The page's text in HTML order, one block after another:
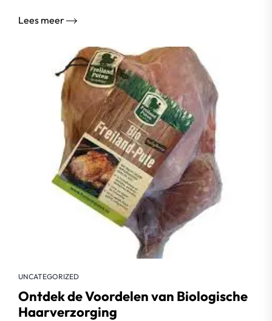
Lees meer
UNCATEGORIZED
Ontdek de Voordelen van Biologische
Haarverzorging